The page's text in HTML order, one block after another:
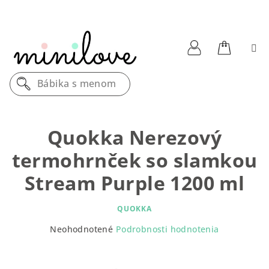
Bábika s
Quokka Nerezový
termohrnček so slamkou
Stream Purple 1200 ml
QUOKKA
Neohodnotené Podrobnosti hodnotenia